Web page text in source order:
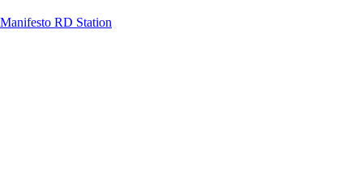
Manifesto RD Station